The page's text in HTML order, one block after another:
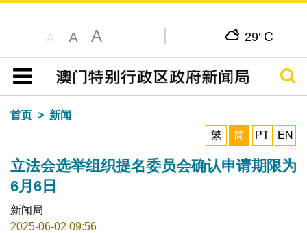
A A A 29°C
目录
搜寻
首页
新闻
繁
简 PT EN
立法会选举组织提名委员会确认申请期限为
6月6日
新闻局
2025-06-02 09:56